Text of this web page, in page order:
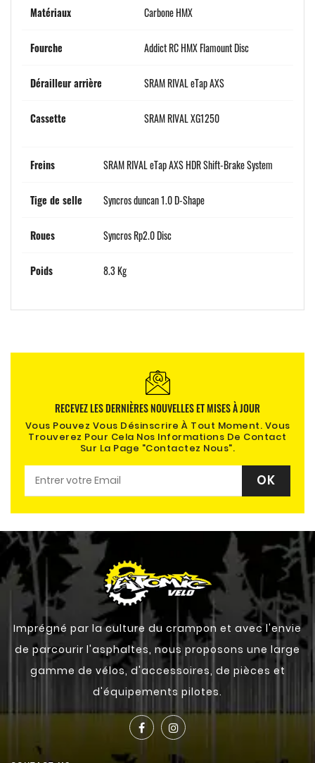
Matériaux Carbone HMX
Fourche Addict RC HMX Flamount Disc
Dérailleur arrière SRAM RIVAL eTap AXS
Cassette SRAM RIVAL XG1250
Freins SRAM RIVAL eTap AXS HDR Shift-Brake System
Tige de selle Syncros duncan 1.0 D-Shape
Roues Syncros Rp2.0 Disc
Poids 8.3 Kg
RECEVEZ LES DERNIÈRES NOUVELLES ET MISES À JOUR
Vous Pouvez Vous Désinscrire À Tout Moment. Vous
Trouverez Pour Cela Nos Informations De Contact
Sur La Page "contactez Nous".
Imprégné par la culture du crampon et avec l'envie
de parcourir l'asphaltes, nous proposons une large
gamme de vélos, d'accessoires, de pièces et
d'équipements pilotes.